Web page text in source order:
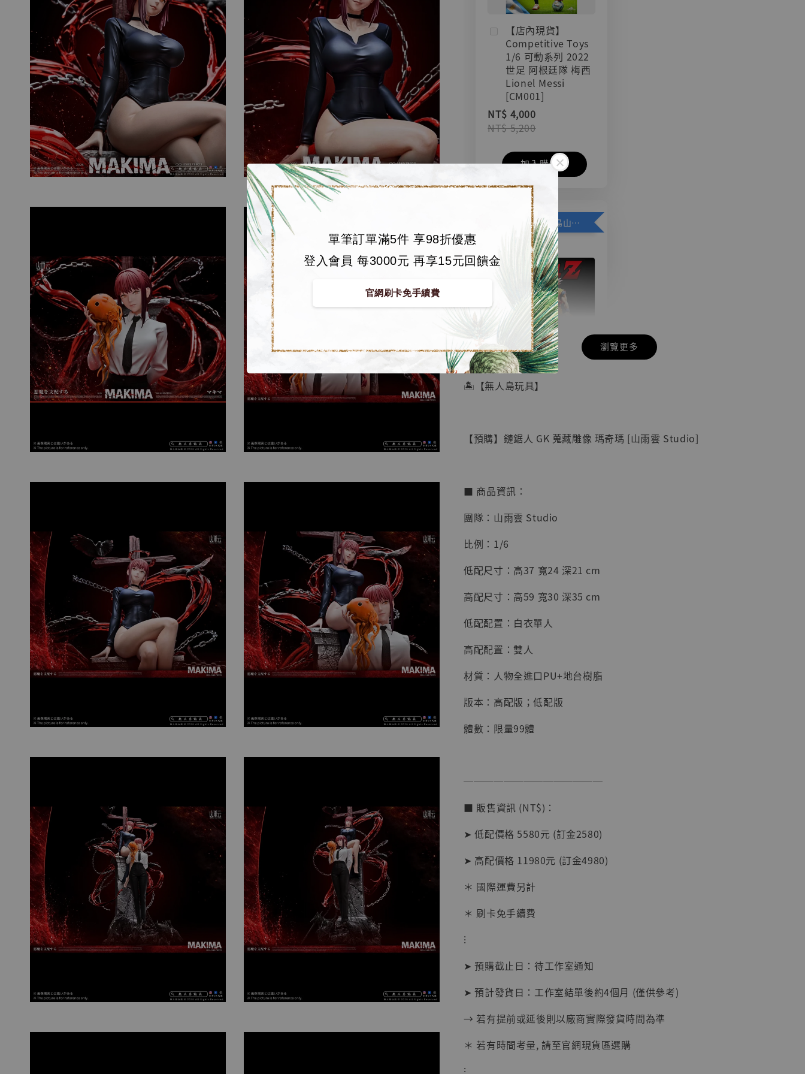
單筆訂單滿5件 享98折優惠
登入會員 每3000元 再享15元回饋金
官網刷卡免手續費
【店內現貨】
Competitive Toys
1/6 可動系列 2022
世足 阿根廷隊 梅西
Lionel Messi
[CM001]
NT$ 4,000
NT$ 5,200
加入購物車
加購優惠【悟空 鳥山明紀念款 [奇蹟工作室]】
【店內現貨】七龍珠
系列蒐藏雕像 悟空
NT$ 4,280
- +
加入購物車
【店內現貨】海賊王
系列蒐藏雕像 布魯
克達摩 [7STARS
NT$ 1,870
【現貨】
BJSTUDIO 1/6系列
瀏覽更多
🏝【無人島玩具】
【預購】鏈鋸人 GK 蒐藏雕像 瑪奇瑪 [山雨雲 Studio]
■ 商品資訊：
團隊：山雨雲 Studio
比例：1/6
低配尺寸：高37 寬24 深21 cm
高配尺寸：高59 寬30 深35 cm
低配配置：白衣單人
高配配置：雙人
材質：人物全進口PU+地台樹脂
版本：高配版；低配版
體數：限量99體
──────────────
■ 販售資訊 (NT$)：
➤ 低配價格 5580元 (訂金2580)
➤ 高配價格 11980元 (訂金4980)
＊ 國際運費另計
＊ 刷卡免手續費
⁝
➤ 預購截止日：待工作室通知
➤ 預計發貨日：工作室結單後約4個月 (僅供參考)
→ 若有提前或延後則以廠商實際發貨時間為準
＊ 若有時間考量, 請至官網現貨區選購
⁝